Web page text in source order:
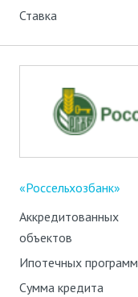
Ставка
«Россельхозбанк»
Аккредитованных
объектов
Ипотечных программ
Сумма кредита